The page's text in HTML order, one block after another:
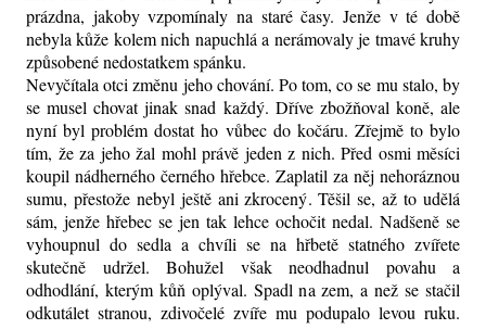
prázdna, jakoby vzpomínaly na staré časy. Jenže v té době
nebyla kůže kolem nich napuchlá a nerámovaly je tmavé kruhy
způsobené nedostatkem spánku.
Nevyčítala otci změnu jeho chování. Po tom, co se mu stalo, by
se musel chovat jinak snad každý. Dříve zbožňoval koně, ale
nyní byl problém dostat ho vůbec do kočáru. Zřejmě to bylo
tím, že za jeho žal mohl právě jeden z nich. Před osmi měsíci
koupil nádherného černého hřebce. Zaplatil za něj nehoráznou
sumu, přestože nebyl ještě ani zkrocený. Těšil se, až to udělá
sám, jenže hřebec se jen tak lehce ochočit nedal. Nadšeně se
vyhoupnul do sedla a chvíli se na hřbetě statného zvířete
skutečně udržel. Bohužel však neodhadnul povahu a
odhodlání, kterým kůň oplýval. Spadl na zem, a než se stačil
odkutálet stranou, zdivočelé zvíře mu podupalo levou ruku.